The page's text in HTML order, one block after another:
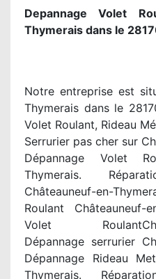
Depannage Volet
Thymerais dans le
Notre entreprise est
Thymerais dans le
Volet Roulant, Rideau
Serrurier pas cher sur
Dépannage Volet
Thymerais.
Châteauneuf-en-
Roulant Châteauneuf-
Volet
Dépannage serrurier
Dépannage Rideau
Thymerais.